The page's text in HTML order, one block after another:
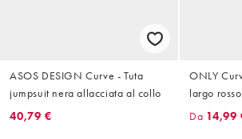
ASOS DESIGN Curve - Tuta
jumpsuit nera allacciata al collo
40,79 €
ONLY
largo rosso
Da 14,99